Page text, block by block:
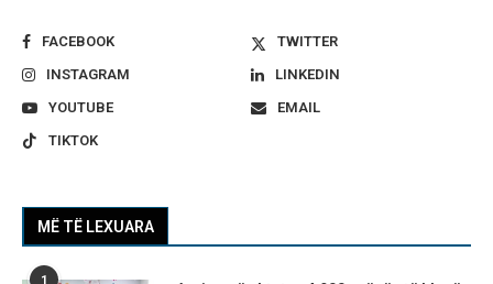
FACEBOOK
TWITTER
INSTAGRAM
LINKEDIN
YOUTUBE
EMAIL
TIKTOK
MË TË LEXUARA
1